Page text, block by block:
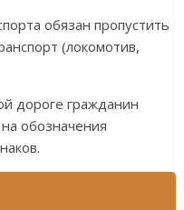
обязан пропустить
(локомотив,
дороге гражданин
обозначения